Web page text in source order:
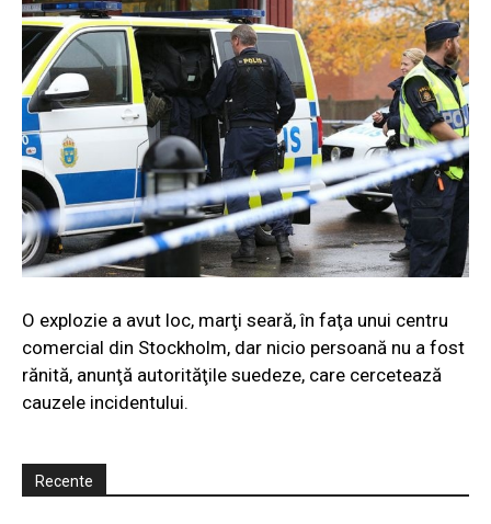
O explozie a avut loc, marţi seară, în faţa unui centru
comercial din Stockholm, dar nicio persoană nu a fost
rănită, anunţă autorităţile suedeze, care cercetează
cauzele incidentului.
Recente